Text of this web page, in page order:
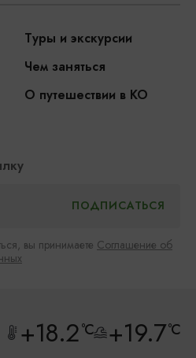
Туры и экскурсии
Чем заняться
О путешествии в КО
вы принимаете Соглашение об
+18.2°C +19.7°C